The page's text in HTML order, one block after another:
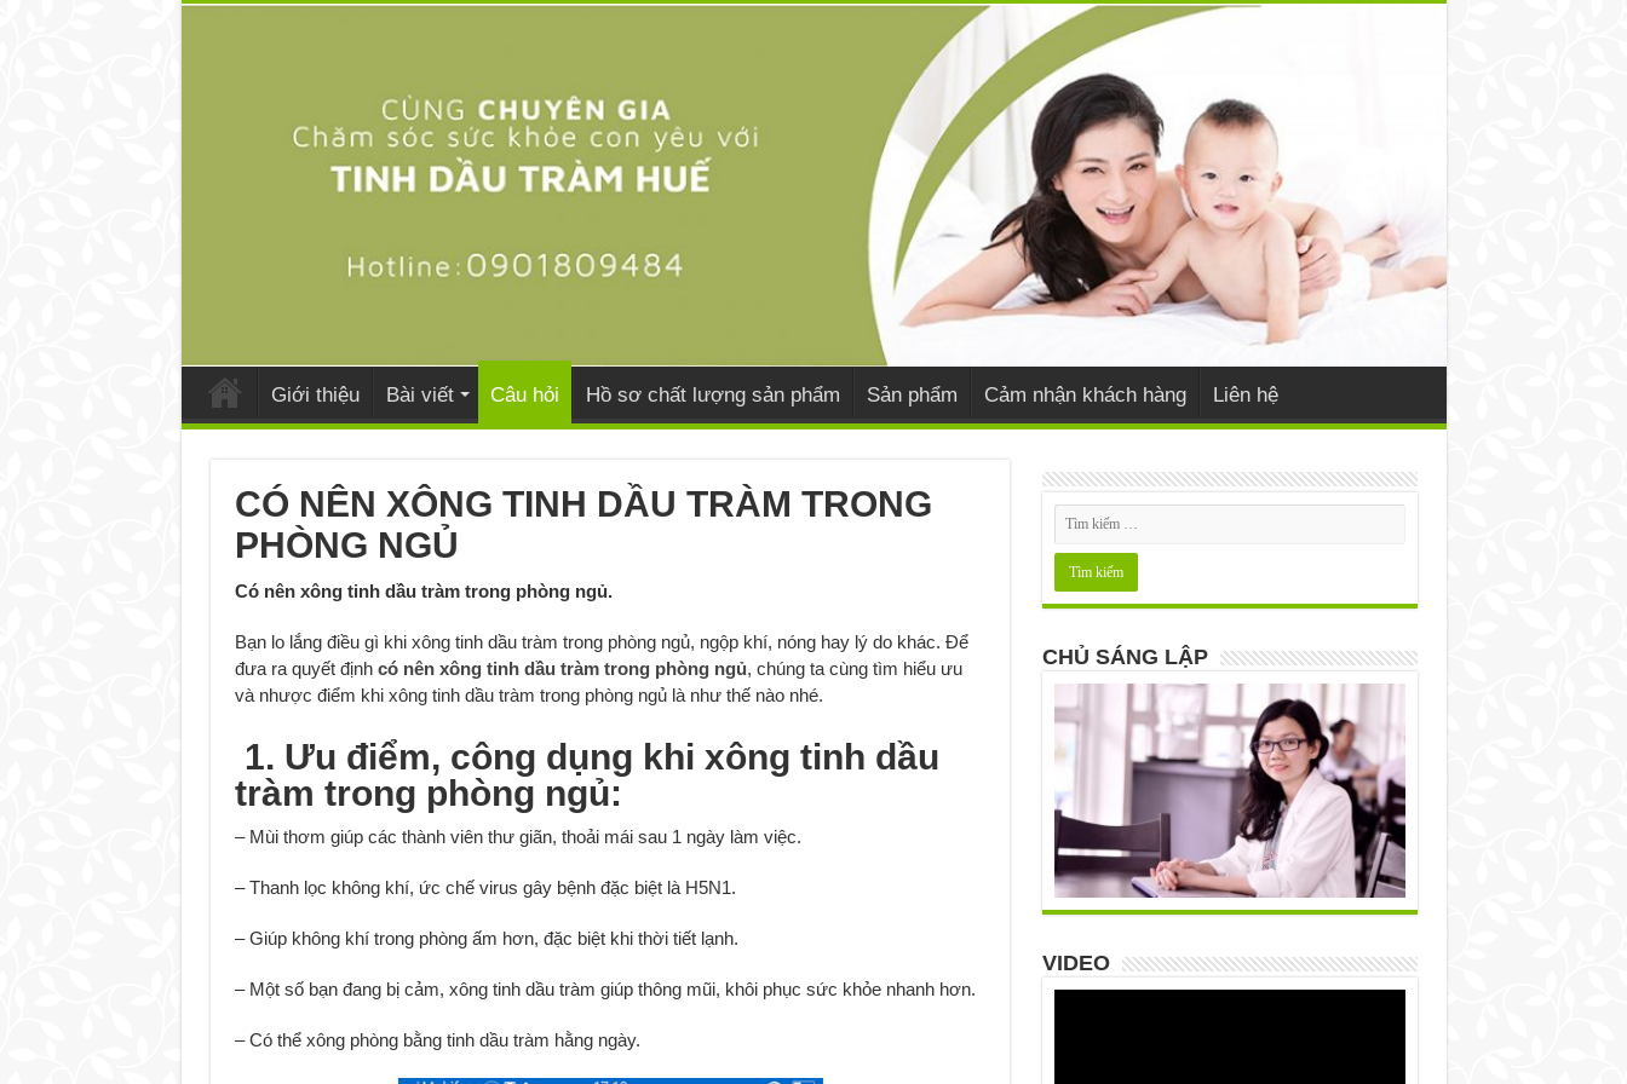
Giới thiệu Bài viết Câu hỏi Hồ sơ chất lượng sản phẩm Sản phẩm Cảm nhận khách hàng Liên hệ
CÓ NÊN XÔNG TINH DẦU TRÀM TRONG
PHÒNG NGỦ
Có nên xông tinh dầu tràm trong phòng ngủ.
Bạn lo lắng điều gì khi xông tinh dầu tràm trong phòng ngủ, ngộp khí, nóng hay lý do khác. Để
đưa ra quyết định có nên xông tinh dầu tràm trong phòng ngủ, chúng ta cùng tìm hiểu ưu
và nhược điểm khi xông tinh dầu tràm trong phòng ngủ là như thế nào nhé.
1. Ưu điểm, công dụng khi xông tinh dầu
tràm trong phòng ngủ:
– Mùi thơm giúp các thành viên thư giãn, thoải mái sau 1 ngày làm việc.
– Thanh lọc không khí, ức chế virus gây bệnh đặc biệt là H5N1.
– Giúp không khí trong phòng ấm hơn, đặc biệt khi thời tiết lạnh.
– Một số bạn đang bị cảm, xông tinh dầu tràm giúp thông mũi, khôi phục sức khỏe nhanh hơn.
– Có thể xông phòng bằng tinh dầu tràm hằng ngày.
CHỦ SÁNG LẬP
VIDEO